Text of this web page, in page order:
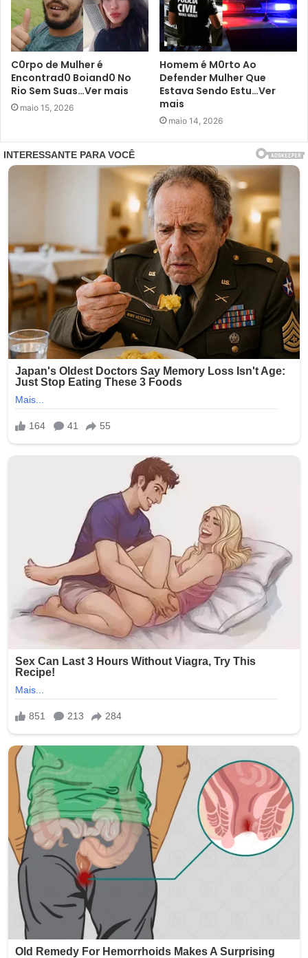
C0rpo de Mulher é
Encontrad0 Boiand0 No
Rio Sem Suas…Ver mais
maio 15, 2026
Homem é M0rto Ao
Defender Mulher Que
Estava Sendo Estu…Ver
mais
maio 14, 2026